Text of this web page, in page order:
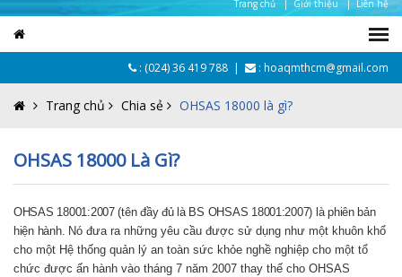
Trang chủ | Giới thiệu | Liên hệ
: (024) 36 419 788 | : hoaqmthcm@gmail.com
Trang chủ Chia sẻ OHSAS 18000 là gì?
OHSAS 18000 Là Gì?
OHSAS 18001:2007 (tên đầy đủ là BS OHSAS 18001:2007) là phiên bản
hiện hành. Nó đưa ra những yêu cầu được sử dụng như một khuôn khổ
cho một Hệ thống quản lý an toàn sức khỏe nghề nghiệp cho một tổ
chức được ấn hành vào tháng 7 năm 2007 thay thế cho OHSAS